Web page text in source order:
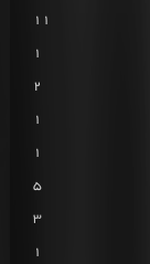
11
1
2
1
1
5
3
1